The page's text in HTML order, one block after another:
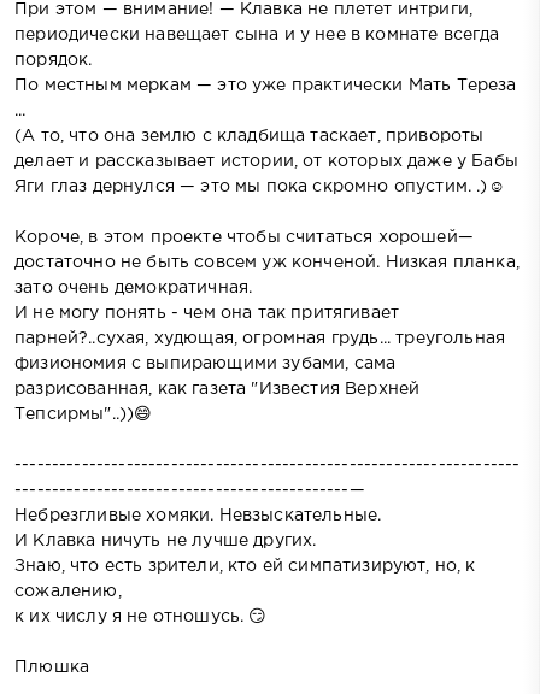
При этом — внимание! — Клавка не плетет интриги,
периодически навещает сына и у нее в комнате всегда
порядок.
По местным меркам — это уже практически Мать Тереза
...
(А то, что она землю с кладбища таскает, привороты
делает и рассказывает истории, от которых даже у Бабы
Яги глаз дернулся — это мы пока скромно опустим. .)☺
Короче, в этом проекте чтобы считаться хорошей—
достаточно не быть совсем уж конченой. Низкая планка,
зато очень демократичная.
И не могу понять - чем она так притягивает
парней?..сухая, худющая, огромная грудь... треугольная
физиономия с выпирающими зубами, сама
разрисованная, как газета "Известия Верхней
Тепсирмы"..))😄
--------------------------------------------------------------------
---------------------------------------------—
Небрезгливые хомяки. Невзыскательные.
И Клавка ничуть не лучше других.
Знаю, что есть зрители, кто ей симпатизируют, но, к
сожалению,
к их числу я не отношусь. 😏
Плюшка